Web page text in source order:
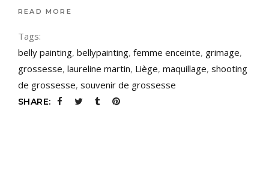
READ MORE
Tags:
belly painting, bellypainting, femme enceinte, grimage,
grossesse, laureline martin, Liège, maquillage, shooting
de grossesse, souvenir de grossesse
SHARE: